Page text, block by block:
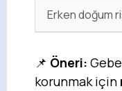
Erken doğum
📌 Öneri:
korunmak için